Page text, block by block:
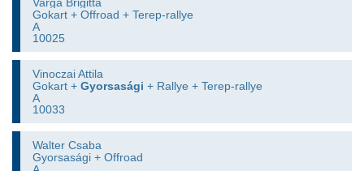
Gokart + Offroad + Terep-rallye
A
10025
Vinoczai Attila
Gokart + Gyorsasági + Rallye + Terep-rallye
A
10033
Walter Csaba
Gyorsasági + Offroad